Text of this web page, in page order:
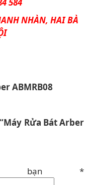
NHÀN, HAI BÀ
ABMRB08
Rửa Bát Arber
bạn *